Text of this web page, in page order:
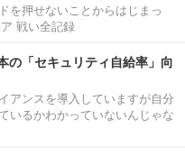
を押せないことからはじまっ
戦い全記録
の「セキュリティ自給率」向
アンスを導入していますが自分
いるかわかっていないんじゃな